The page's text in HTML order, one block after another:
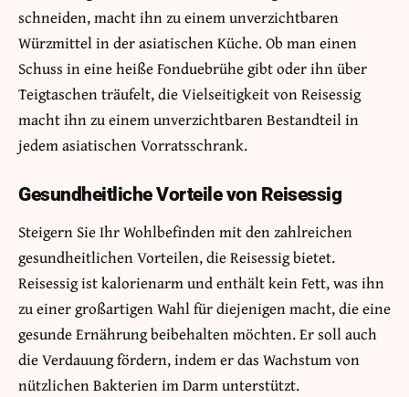
schneiden, macht ihn zu einem unverzichtbaren
Würzmittel in der asiatischen Küche. Ob man einen
Schuss in eine heiße Fonduebrühe gibt oder ihn über
Teigtaschen träufelt, die Vielseitigkeit von Reisessig
macht ihn zu einem unverzichtbaren Bestandteil in
jedem asiatischen Vorratsschrank.
Gesundheitliche Vorteile von Reisessig
Steigern Sie Ihr Wohlbefinden mit den zahlreichen
gesundheitlichen Vorteilen, die Reisessig bietet.
Reisessig ist kalorienarm und enthält kein Fett, was ihn
zu einer großartigen Wahl für diejenigen macht, die eine
gesunde Ernährung beibehalten möchten. Er soll auch
die Verdauung fördern, indem er das Wachstum von
nützlichen Bakterien im Darm unterstützt.